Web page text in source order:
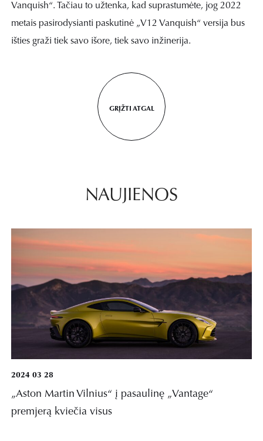
Vanquish“. Tačiau to užtenka, kad suprastumėte, jog 2022
metais pasirodysianti paskutinė „V12 Vanquish“ versija bus
išties graži tiek savo išore, tiek savo inžinerija.
GRĮŽTI ATGAL
NAUJIENOS
2024 03 28
„Aston Martin Vilnius“ į pasaulinę „Vantage“
premjerą kviečia visus